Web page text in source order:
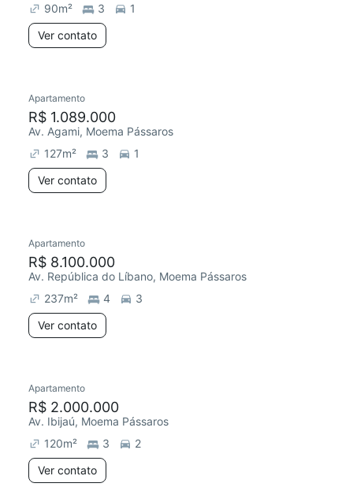
90m² 3
1
Ver contato
Apartamento
R$ 1.089.000
Av. Agami, Moema Pássaros
127m² 3
1
Ver contato
Apartamento
R$ 8.100.000
Av. República do Líbano, Moema Pássaros
237m² 4
3
Ver contato
Apartamento
R$ 2.000.000
Av. Ibijaú, Moema Pássaros
120m² 3
2
Ver contato